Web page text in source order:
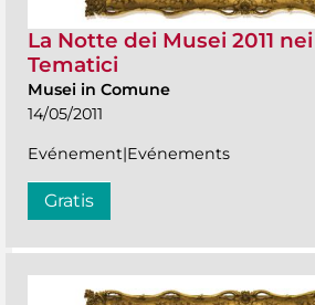
La Notte dei Musei 2011
Tematici
Musei in Comune
14/05/2011
Evénement|Evénements
Gratis